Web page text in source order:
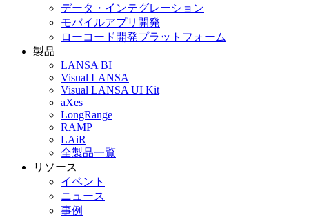
データ・インテグレーション
モバイルアプリ開発
ローコード開発プラットフォーム
製品
LANSA BI
Visual LANSA
Visual LANSA UI Kit
aXes
LongRange
RAMP
LAiR
全製品一覧
リソース
イベント
ニュース
事例